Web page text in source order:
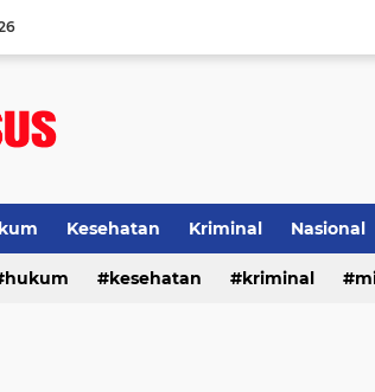
Kesehatan Kriminal Nasional
hukum kesehatan kriminal